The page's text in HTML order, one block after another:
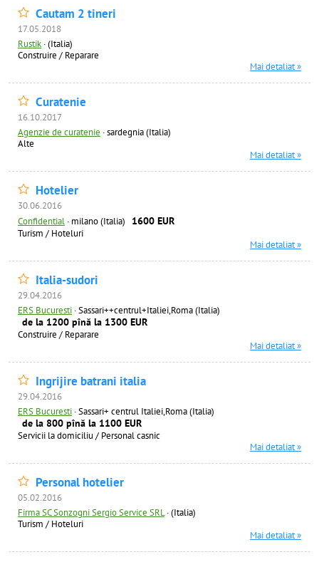
Cautam 2 tineri
17.05.2018
Rustik ·(Italia)
Construire / Reparare
Mai detaliat »
Curatenie
16.10.2017
Agenzie de curatenie ·sardegnia (Italia)
Alte
Mai detaliat »
Hotelier
30.06.2016
Confidential · milano (Italia) 1600 EUR
Turism / Hoteluri
Mai detaliat »
Italia-sudori
29.04.2016
ERS Bucuresti ·Sassari++centrul+Italiei,Roma (Italia)
de la 1200 pînă la 1300 EUR
Construire / Reparare
Mai detaliat »
Ingrijire batrani italia
29.04.2016
ERS Bucuresti ·Sassari+ centrul Italiei,Roma (Italia)
de la 800 pînă la 1100 EUR
Servicii la domiciliu / Personal casnic
Mai detaliat »
Personal hotelier
05.02.2016
Firma SC Sonzogni Sergio Service SRL ·(Italia)
Turism / Hoteluri
Mai detaliat »